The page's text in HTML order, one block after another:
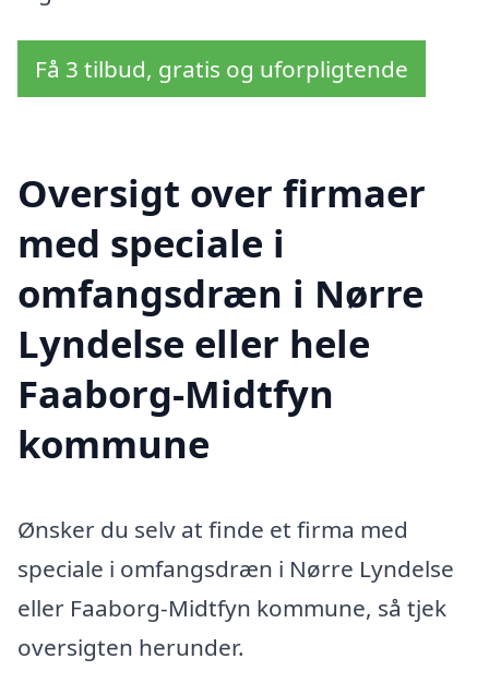
Få 3 tilbud, gratis og uforpligtende
Oversigt over firmaer
med speciale i
omfangsdræn i Nørre
Lyndelse eller hele
Faaborg-Midtfyn
kommune
Ønsker du selv at finde et firma med
speciale i omfangsdræn i Nørre Lyndelse
eller Faaborg-Midtfyn kommune, så tjek
oversigten herunder.